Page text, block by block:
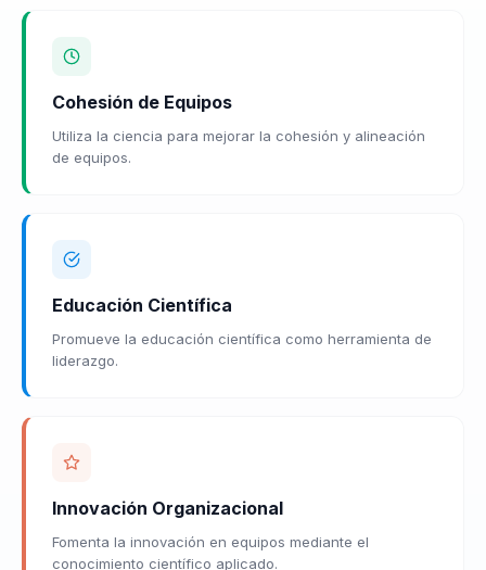
Cohesión de Equipos
Utiliza la ciencia para mejorar la cohesión y alineación
de equipos.
Educación Científica
Promueve la educación científica como herramienta de
liderazgo.
Innovación Organizacional
Fomenta la innovación en equipos mediante el
conocimiento científico aplicado.